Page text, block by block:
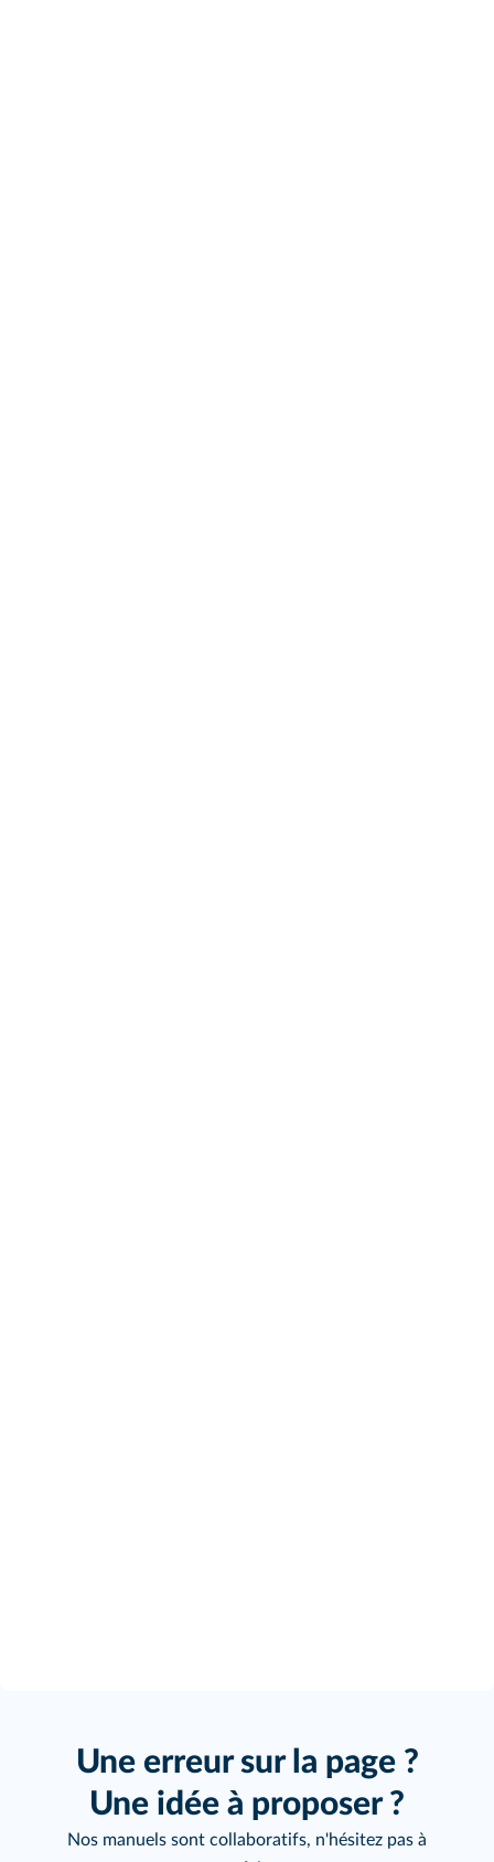
Une erreur sur la page ?
Une idée à proposer ?
Nos manuels sont collaboratifs, n'hésitez pas à